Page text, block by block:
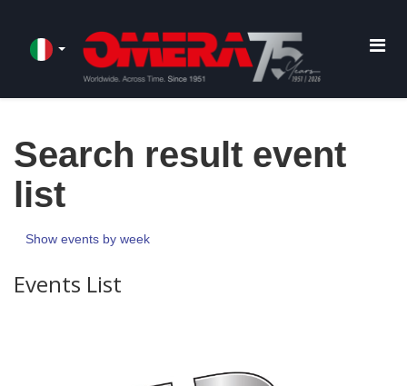
Search result event
list
Show events by week
Events List